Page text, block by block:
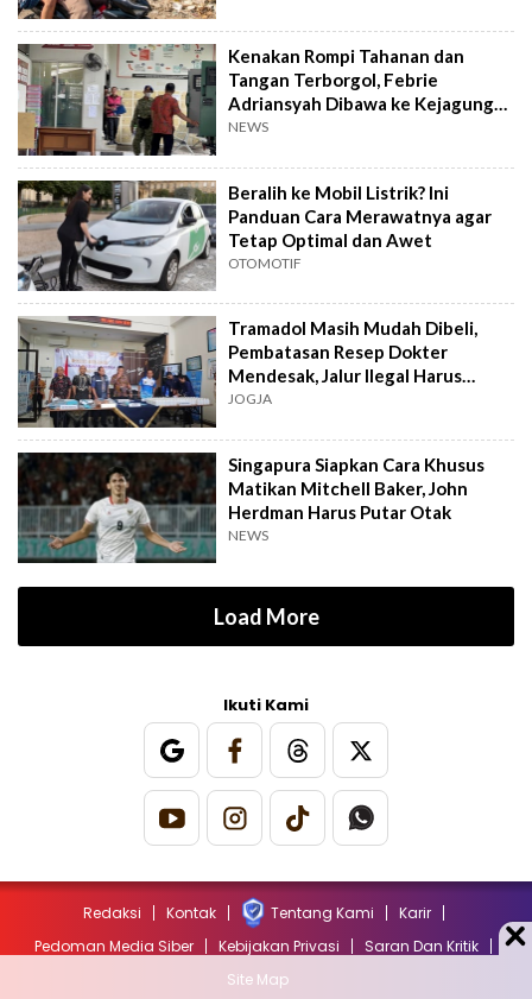
Kenakan Rompi Tahanan dan
Tangan Terborgol, Febrie
Adriansyah Dibawa ke Kejagung
untuk Diperiksa
NEWS
Beralih ke Mobil Listrik? Ini
Panduan Cara Merawatnya agar
Tetap Optimal dan Awet
OTOMOTIF
Tramadol Masih Mudah Dibeli,
Pembatasan Resep Dokter
Mendesak, Jalur Ilegal Harus
Distop
JOGJA
Singapura Siapkan Cara Khusus
Matikan Mitchell Baker, John
Herdman Harus Putar Otak
NEWS
Load More
Ikuti Kami
Redaksi Kontak Tentang Kami
Karir
Pedoman Media Siber
Kebijakan Privasi
Saran Dan Kritik
Site Map